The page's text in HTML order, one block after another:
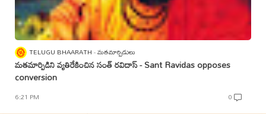
TELUGU BHAARATH మతమార్పిడులు
మతమార్పిడిని వ్యతిరేకించిన సంత్‌ రవిదాస్‌ - Sant Ravidas opposes
conversion
6:21 PM 0